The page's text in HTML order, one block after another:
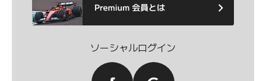
ソーシャルログイン